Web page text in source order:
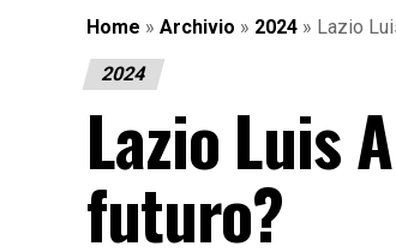
Home » Archivio » 2024 » Lazio
2024
Lazio Luis
futuro?